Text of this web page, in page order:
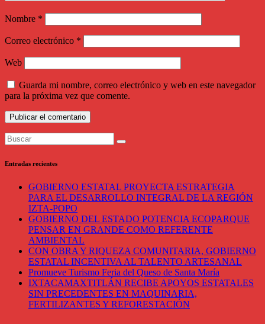
Nombre *
Correo electrónico *
Web
Guarda mi nombre, correo electrónico y web en este navegador
para la próxima vez que comente.
Entradas recientes
GOBIERNO ESTATAL PROYECTA ESTRATEGIA
PARA EL DESARROLLO INTEGRAL DE LA REGIÓN
IZTA-POPO
GOBIERNO DEL ESTADO POTENCIA ECOPARQUE
PENSAR EN GRANDE COMO REFERENTE
AMBIENTAL
CON OBRA Y RIQUEZA COMUNITARIA, GOBIERNO
ESTATAL INCENTIVA AL TALENTO ARTESANAL
Promueve Turismo Feria del Queso de Santa María
IXTACAMAXTITLÁN RECIBE APOYOS ESTATALES
SIN PRECEDENTES EN MAQUINARIA,
FERTILIZANTES Y REFORESTACIÓN